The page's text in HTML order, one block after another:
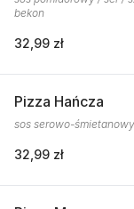
bekon
32,99 zł
Pizza Hańcza
sos serowo-
32,99 zł